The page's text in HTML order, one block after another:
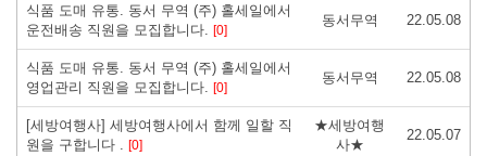
식품 도매 유통. 동서 무역 (주) 홀세일에서
운전배송 직원을 모집합니다. [0]
동서무역 22.05.08
식품 도매 유통. 동서 무역 (주) 홀세일에서
영업관리 직원을 모집합니다. [0]
동서무역 22.05.08
[세방여행사] 세방여행사에서 함께 일할 직
원을 구합니다 . [0]
★세방여행
사★
22.05.07